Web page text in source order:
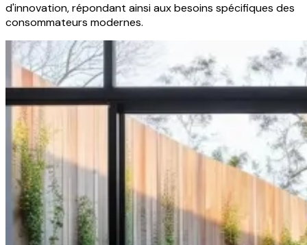
d'innovation, répondant ainsi aux besoins spécifiques des
consommateurs modernes.